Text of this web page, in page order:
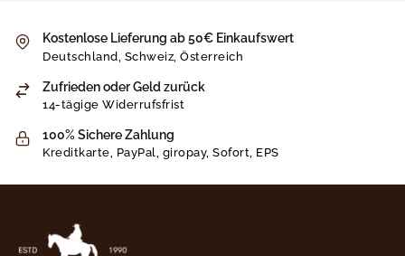
Kostenlose Lieferung ab 50€ Einkaufswert
Deutschland, Schweiz, Österreich
Zufrieden oder Geld zurück
14-tägige Widerrufsfrist
100% Sichere Zahlung
Kreditkarte, PayPal, giropay, Sofort, EPS